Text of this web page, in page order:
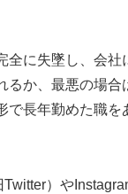
全に失墜し、会社
るか、最悪の場合
で長年勤めた職を
Twitter）や